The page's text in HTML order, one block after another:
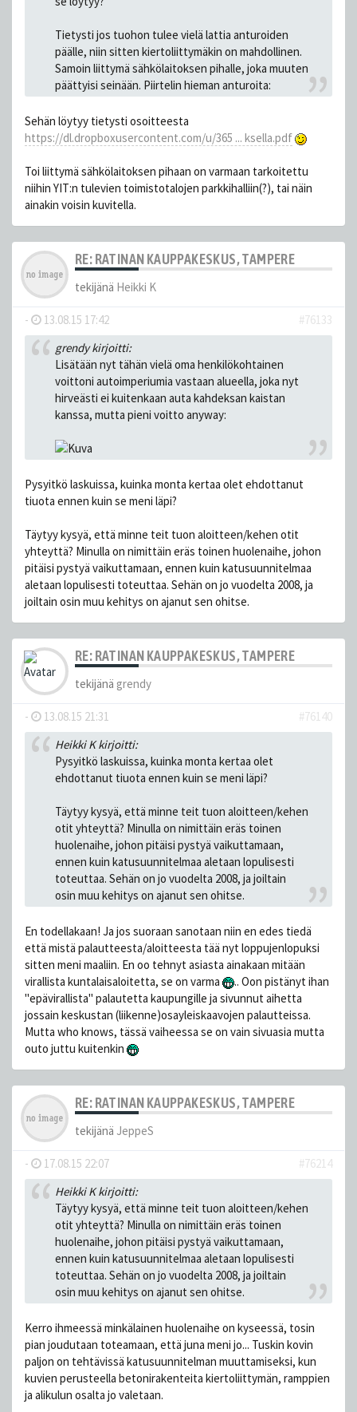
Tietysti jos tuohon tulee vielä lattia anturoiden
päälle, niin sitten kiertoliittymäkin on mahdollinen.
Samoin liittymä sähkölaitoksen pihalle, joka muuten
päättyisi seinään. Piirtelin hieman anturoita:
Sehän löytyy tietysti osoitteesta
https://dl.dropboxusercontent.com/u/365 ... ksella.pdf
Toi liittymä sähkölaitoksen pihaan on varmaan tarkoitettu
niihin YIT:n tulevien toimistotalojen parkkihalliin(?), tai näin
ainakin voisin kuvitella.
RE: RATINAN KAUPPAKESKUS, TAMPERE
tekijänä Heikki K
- 13.08.15 17:42
#76133
grendy kirjoitti:
Lisätään nyt tähän vielä oma henkilökohtainen
voittoni autoimperiumia vastaan alueella, joka nyt
hirveästi ei kuitenkaan auta kahdeksan kaistan
kanssa, mutta pieni voitto anyway:
Pysyitkö laskuissa, kuinka monta kertaa olet ehdottanut
tiuota ennen kuin se meni läpi?
Täytyy kysyä, että minne teit tuon aloitteen/kehen otit
yhteyttä? Minulla on nimittäin eräs toinen huolenaihe, johon
pitäisi pystyä vaikuttamaan, ennen kuin katusuunnitelmaa
aletaan lopulisesti toteuttaa. Sehän on jo vuodelta 2008, ja
joiltain osin muu kehitys on ajanut sen ohitse.
RE: RATINAN KAUPPAKESKUS, TAMPERE
tekijänä grendy
- 13.08.15 21:31
#76140
Heikki K kirjoitti:
Pysyitkö laskuissa, kuinka monta kertaa olet
ehdottanut tiuota ennen kuin se meni läpi?
Täytyy kysyä, että minne teit tuon aloitteen/kehen
otit yhteyttä? Minulla on nimittäin eräs toinen
huolenaihe, johon pitäisi pystyä vaikuttamaan,
ennen kuin katusuunnitelmaa aletaan lopulisesti
toteuttaa. Sehän on jo vuodelta 2008, ja joiltain
osin muu kehitys on ajanut sen ohitse.
En todellakaan! Ja jos suoraan sanotaan niin en edes tiedä
että mistä palautteesta/aloitteesta tää nyt loppujenlopuksi
sitten meni maaliin. En oo tehnyt asiasta ainakaan mitään
virallista kuntalaisaloitetta, se on varma
.. Oon pistänyt ihan
"epävirallista" palautetta kaupungille ja sivunnut aihetta
jossain keskustan (liikenne)osayleiskaavojen palautteissa.
Mutta who knows, tässä vaiheessa se on vain sivuasia mutta
outo juttu kuitenkin
RE: RATINAN KAUPPAKESKUS, TAMPERE
tekijänä JeppeS
- 17.08.15 22:07
#76214
Heikki K kirjoitti:
Täytyy kysyä, että minne teit tuon aloitteen/kehen
otit yhteyttä? Minulla on nimittäin eräs toinen
huolenaihe, johon pitäisi pystyä vaikuttamaan,
ennen kuin katusuunnitelmaa aletaan lopulisesti
toteuttaa. Sehän on jo vuodelta 2008, ja joiltain
osin muu kehitys on ajanut sen ohitse.
Kerro ihmeessä minkälainen huolenaihe on kyseessä, tosin
pian joudutaan toteamaan, että juna meni jo... Tuskin kovin
paljon on tehtävissä katusuunnitelman muuttamiseksi, kun
kuvien perusteella betonirakenteita kiertoliittymän, ramppien
ja alikulun osalta jo valetaan.